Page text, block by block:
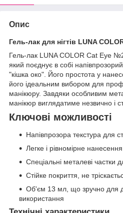
Опис
Гель-лак для нігтів LUNA
Гель-лак LUNA COLOR Cat Eye
який поєднує в собі
"кішка око". Його простота у
його ідеальним вибором для
манікюру. Завдяки особливим
манікюр виглядатиме незвично і
Ключові можливості
Напівпрозора текстура для
Легке і рівномірне
Спеціальні металеві частки
Стійке покриття, не
Об'єм 13 мл, що зручно для
використання